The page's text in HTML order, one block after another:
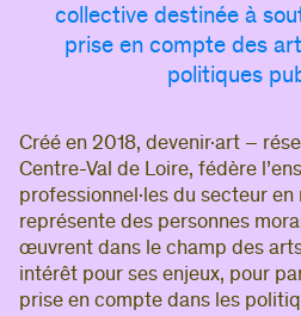
votre visite de contenus
vous sont
Si vous avez déjà
Adresse e-mail
Mot de passe
Se
collective destinée à
prise en compte des
politiques
Créé en 2018, devenir·art –
Centre-Val de Loire, fédère
professionnel·les du secteur
représente des personnes
œuvrent dans le champ des
intérêt pour ses enjeux, pour
prise en compte dans les